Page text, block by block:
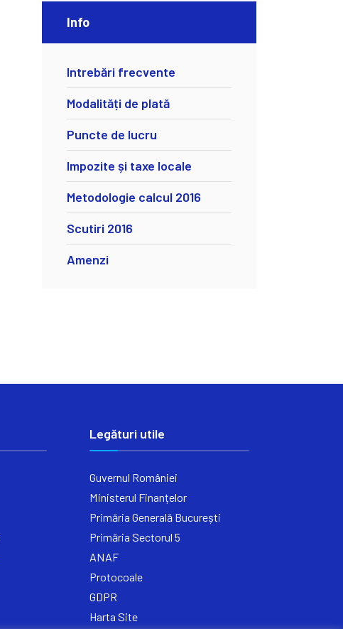
Info
Intrebări frecvente
Modalități de plată
Puncte de lucru
Impozite și taxe locale
Metodologie calcul 2016
Scutiri 2016
Amenzi
Legături utile
Guvernul României
Ministerul Finanțelor
Primăria Generală București
Primăria Sectorul 5
ANAF
Protocoale
GDPR
Harta Site